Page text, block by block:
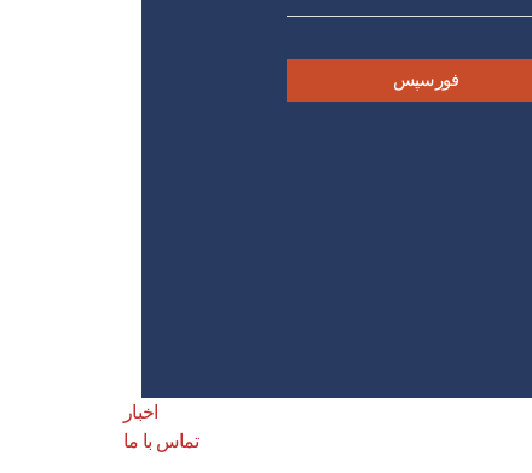
فورسپس
اخبار
تماس با ما